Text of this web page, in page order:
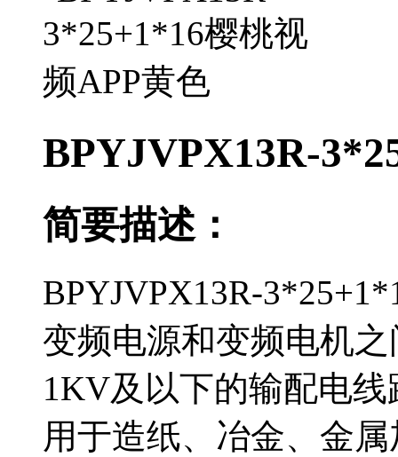
BPYJVPX13R-
简要描述：
BPYJVPX13R-
变频电源和变频电机
1KV及以下的输配电线路
用于造纸、冶金、